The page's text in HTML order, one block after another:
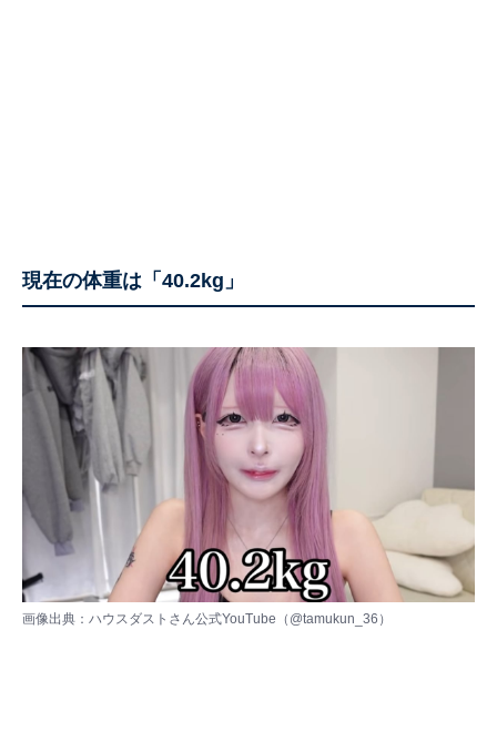
現在の体重は「40.2kg」
画像出典：ハウスダストさん公式YouTube（ @tamukun_36 ）